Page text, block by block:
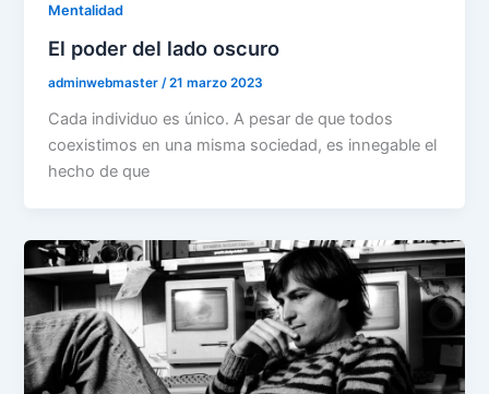
Mentalidad
El poder del lado oscuro
adminwebmaster/21 marzo 2023
Cada individuo es único. A pesar de que todos
coexistimos en una misma sociedad, es innegable el
hecho de que